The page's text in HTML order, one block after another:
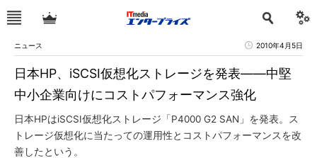
ニュース 2010年4月5日
日本HP、iSCSI仮想化ストレージを発表――中堅
中小企業向けにコストパフォーマンス強化
日本HPはiSCSI仮想化ストレージ「P4000 G2 SAN」を発表。ス
トレージ仮想化に当たっての運用性とコストパフォーマンスを改
善したという。